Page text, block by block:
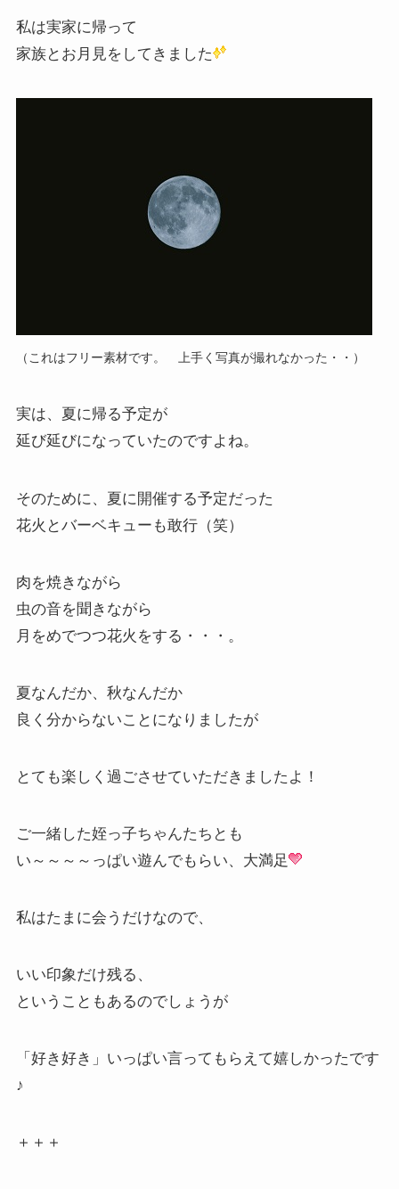
私は実家に帰って
家族とお月見をしてきました
（これはフリー素材です。 上手く写真が撮れなかった・・）
実は、夏に帰る予定が
延び延びになっていたのですよね。
そのために、夏に開催する予定だった
花火とバーベキューも敢行（笑）
肉を焼きながら
虫の音を聞きながら
月をめでつつ花火をする・・・。
夏なんだか、秋なんだか
良く分からないことになりましたが
とても楽しく過ごさせていただきましたよ！
ご一緒した姪っ子ちゃんたちとも
い～～～～っぱい遊んでもらい、大満足
私はたまに会うだけなので、
いい印象だけ残る、
ということもあるのでしょうが
「好き好き」いっぱい言ってもらえて嬉しかったです
♪
＋＋＋